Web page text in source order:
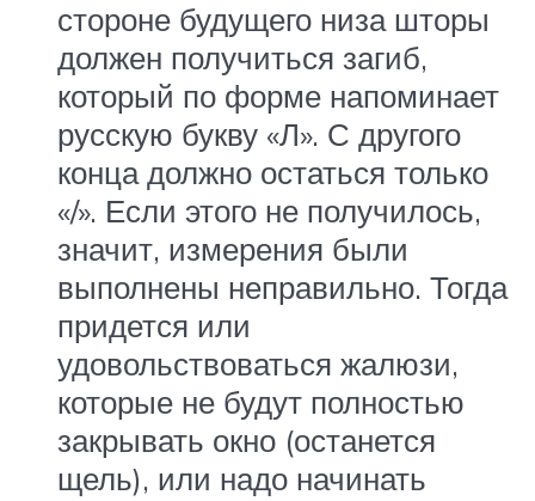
стороне будущего низа шторы
должен получиться загиб,
который по форме напоминает
русскую букву «Л». С другого
конца должно остаться только
«/». Если этого не получилось,
значит, измерения были
выполнены неправильно. Тогда
придется или
удовольствоваться жалюзи,
которые не будут полностью
закрывать окно (останется
щель), или надо начинать